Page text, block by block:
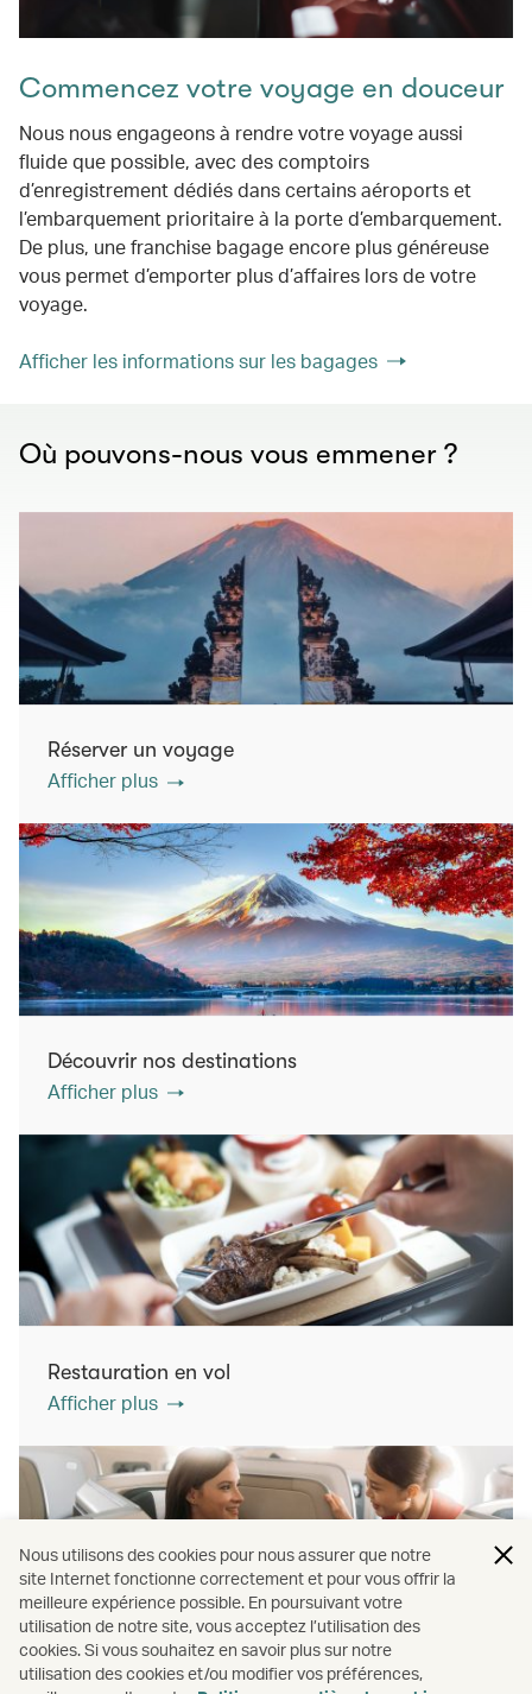
Commencez votre voyage en douceur
Nous nous engageons à rendre votre voyage aussi
fluide que possible, avec des comptoirs
d’enregistrement dédiés dans certains aéroports et
l’embarquement prioritaire à la porte d’embarquement.
De plus, une franchise bagage encore plus généreuse
vous permet d’emporter plus d’affaires lors de votre
voyage.
Afficher les informations sur les bagages
Où pouvons-nous vous emmener ?
Réserver un voyage
Afficher plus
Découvrir nos destinations
Afficher plus
Restauration en vol
Afficher plus
Classes de voyage
Nous utilisons des cookies pour nous assurer que notre
site Internet fonctionne correctement et pour vous offrir la
meilleure expérience possible. En poursuivant votre
utilisation de notre site, vous acceptez l’utilisation des
cookies. Si vous souhaitez en savoir plus sur notre
utilisation des cookies et/ou modifier vos préférences,